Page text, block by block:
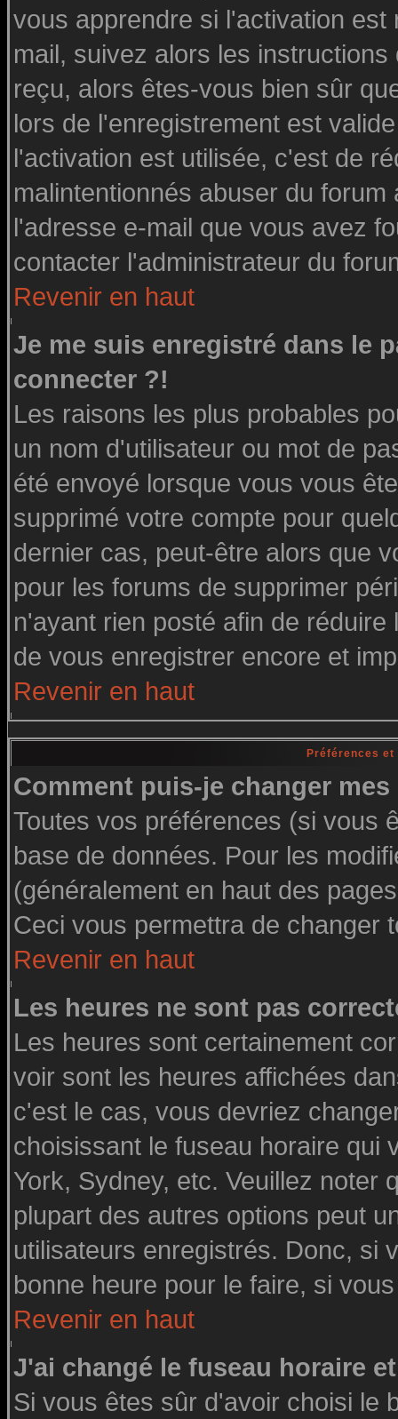
vous apprendre si l'activation
mail, suivez alors les
reçu, alors êtes-vous bien sûr
lors de l'enregistrement est
l'activation est utilisée, c'est de
malintentionnés abuser du
l'adresse e-mail que vous avez
contacter l'administrateur du
Revenir en haut
Je me suis enregistré dans le
connecter ?!
Les raisons les plus probables
un nom d'utilisateur ou mot de
été envoyé lorsque vous vous
supprimé votre compte pour
dernier cas, peut-être alors que
pour les forums de supprimer
n'ayant rien posté afin de
de vous enregistrer encore et
Revenir en haut
Préférences
Comment puis-je changer
Toutes vos préférences (si vous
base de données. Pour les
(généralement en haut des
Ceci vous permettra de changer
Revenir en haut
Les heures ne sont pas
Les heures sont certainement
voir sont les heures affichées
c'est le cas, vous devriez
choisissant le fuseau horaire qui
York, Sydney, etc. Veuillez noter
plupart des autres options peut
utilisateurs enregistrés. Donc, si
bonne heure pour le faire, si
Revenir en haut
J'ai changé le fuseau horaire
Si vous êtes sûr d'avoir choisi le